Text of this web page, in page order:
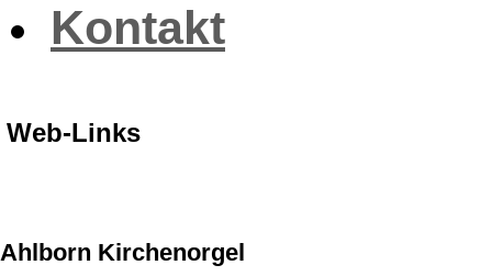
Kontakt
Web-Links
Ahlborn Kirchenorgel